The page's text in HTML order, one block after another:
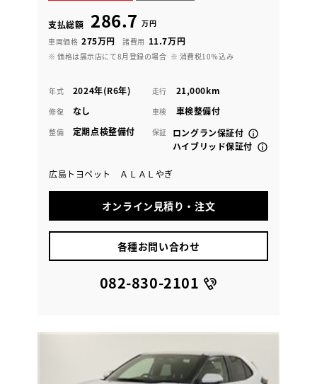
支払総額 286.7 万円
車両価格 275万円 諸費用 11.7万円
※ 価格は展示店にて8月登録の場合 ※ 消費税10％込み
年式 2024年(R6年) 走行 21,000km
修復 なし 車検 車検整備付
整備 定期点検整備付 保証
ロングラン保証付
ハイブリッド保証付
広島トヨペット ＡＬＡＬやぎ
オンライン見積り・注文
各種お問い合わせ
082-830-2101